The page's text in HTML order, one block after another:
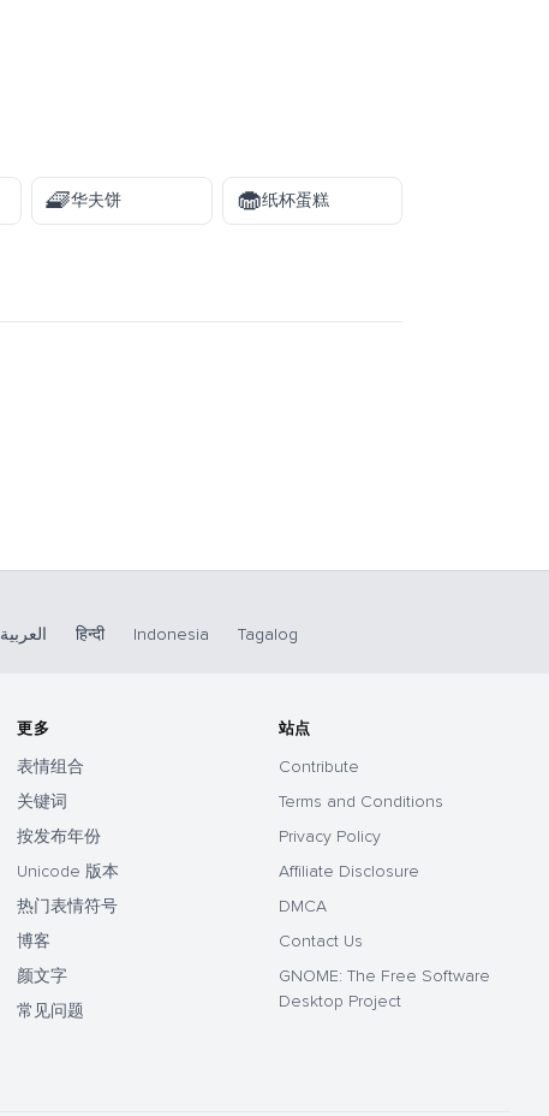
🧇华夫饼 🧁纸杯蛋糕
العربية हिन्दी Indonesia Tagalog
更多
表情组合
关键词
按发布年份
Unicode 版本
热门表情符号
博客
颜文字
常见问题
站点
Contribute
Terms and Conditions
Privacy Policy
Affiliate Disclosure
DMCA
Contact Us
GNOME: The Free Software
Desktop Project